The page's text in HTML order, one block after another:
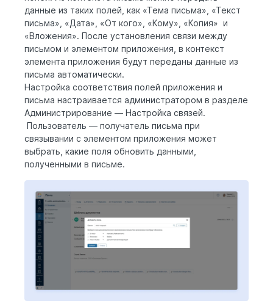
данные из таких полей, как «Тема письма», «Текст
письма», «Дата», «От кого», «Кому», «Копия» и
«Вложения». После установления связи между
письмом и элементом приложения, в контекст
элемента приложения будут переданы данные из
письма автоматически.
Настройка соответствия полей приложения и
письма настраивается администратором в разделе
Администрирование — Настройка связей.
Пользователь — получатель письма при
связывании с элементом приложения может
выбрать, какие поля обновить данными,
полученными в письме.